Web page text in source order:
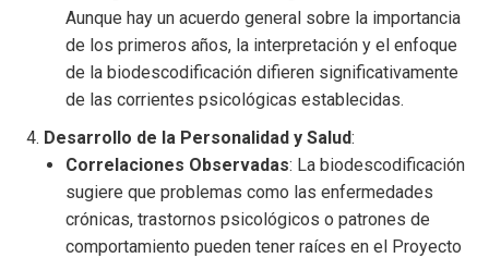
Aunque hay un acuerdo general sobre la importancia
de los primeros años, la interpretación y el enfoque
de la biodescodificación difieren significativamente
de las corrientes psicológicas establecidas.
Desarrollo de la Personalidad y Salud:
Correlaciones Observadas: La biodescodificación
sugiere que problemas como las enfermedades
crónicas, trastornos psicológicos o patrones de
comportamiento pueden tener raíces en el Proyecto